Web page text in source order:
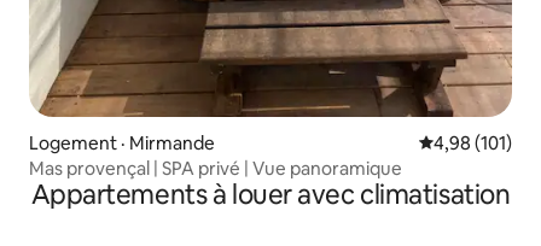
Logement · Mirmande Note
4,98 (101)
Mas provençal | SPA privé | Vue panoramique
Appartements à louer avec climatisation